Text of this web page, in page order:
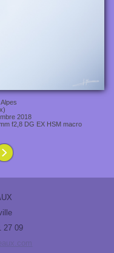
2018
f2,8 DG EX HSM macro
27 09